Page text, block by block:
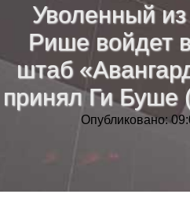
Уволенный
Рише войдет
штаб
принял Ги Буше
Опубликовано:
Тренды новостей»
Рубрики »
»